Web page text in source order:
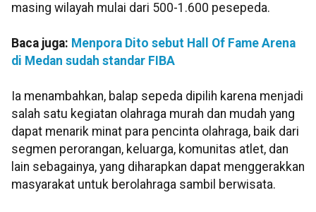
masing wilayah mulai dari 500-1.600 pesepeda.
Baca juga: Menpora Dito sebut Hall Of Fame Arena
di Medan sudah standar FIBA
Ia menambahkan, balap sepeda dipilih karena menjadi
salah satu kegiatan olahraga murah dan mudah yang
dapat menarik minat para pencinta olahraga, baik dari
segmen perorangan, keluarga, komunitas atlet, dan
lain sebagainya, yang diharapkan dapat menggerakkan
masyarakat untuk berolahraga sambil berwisata.